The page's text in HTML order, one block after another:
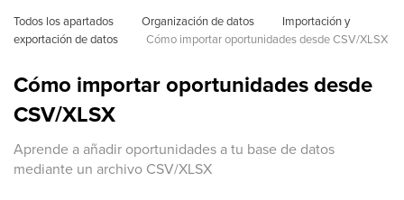
Todos los apartados Organización de datos
Importación y
exportación de datos
Cómo importar oportunidades desde CSV/XLSX
Cómo importar oportunidades desde
CSV/XLSX
Aprende a añadir oportunidades a tu base de datos
mediante un archivo CSV/XLSX